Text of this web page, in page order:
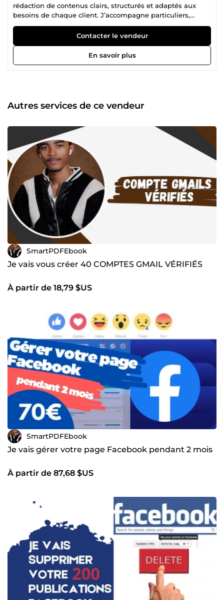
rédaction de contenus clairs, structurés et adaptés aux
besoins de chaque client. J’accompagne particuliers,
entrepreneurs et créateurs de contenu dans la rédaction
d’articles, d’e-books et de textes web de qualité. Mon
objectif est de fournir des contenus originaux, bien rédigés
et faciles à lire, tout en respectant les consignes, les délais
et les attentes spécifiques de chaque projet. Je porte une
gestion des tâches administratives, la saisie de données, la
gestion d’e-mails et l’organisation quotidienne pour vous
convaincre ou valoriser un projet, je m’engage à livrer un
travail sérieux, professionnel et conforme à vos objectifs.
N’hésitez pas à me contacter avant commande pour
discuter de votre projet.
Contacter le vendeur
En savoir plus
Autres services de ce vendeur
SmartPDFEbook
Je vais vous créer 40 COMPTES GMAIL VÉRIFIÉS
À partir de 18,79 $US
SmartPDFEbook
Je vais gérer votre page Facebook pendant 2 mois
À partir de 87,68 $US